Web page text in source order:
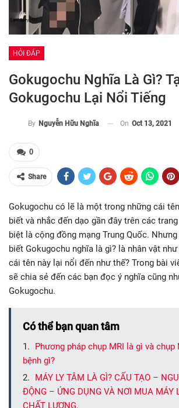
HỎI ĐÁP
Gokugochu Nghĩa Là Gì?
Gokugochu Lại Nổi Tiếng
By Nguyễn Hữu Nghĩa On Oct 13, 2021
0
Share
Gokugochu có lẽ là một trong những cái
biết và nhắc đến dạo gần đây trên các
biệt là cộng đồng mạng Trung Quốc.
biết Gokugochu nghĩa là gì? là nhân vật
cái tên này lại nổi đến như thế? Trong bài
sẽ chia sẻ đến các bạn đọc ý nghĩa cũng
Gokugochu.
Có thể bạn quan tâm
Phương pháp chụp MRI là gì và
bệnh gì?
MÁY LY TÂM LÀ GÌ? CẤU TẠO –
ĐỘNG – ỨNG DỤNG VÀ NƠI MUA MÁY